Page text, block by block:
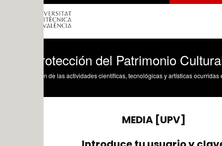
del Patrimonio Cultural
de las actividades científicas, tecnológicas y artísticas ocurridas en los tres